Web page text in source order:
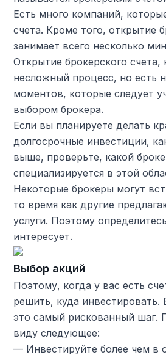
Есть много компаний,
счета. Кроме того, открытие
занимает всего несколько
Открытие брокерского счета,
несложный процесс, но есть
моментов, которые следует
выбором брокера.
Если вы планируете делать
долгосрочные инвестиции,
выше, проверьте, какой
специализируется в этой
Некоторые брокеры могут
то время как другие
услуги. Поэтому
интересует.
Выбор акций
Поэтому, когда у вас есть
решить, куда инвестировать.
это самый рискованный шаг.
виду следующее:
— Инвестируйте более чем в